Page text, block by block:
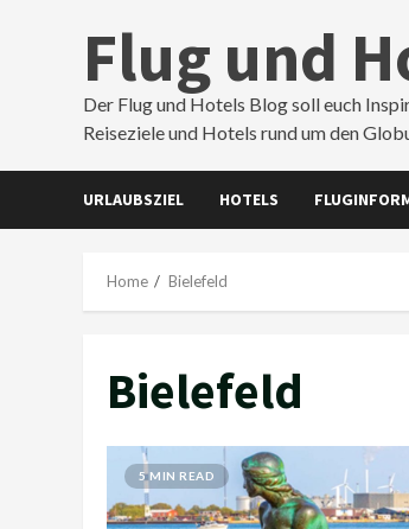
Flug und
Der Flug und Hotels Blog soll euch
Reiseziele und Hotels rund um den
URLAUBSZIEL HOTELS
Home Bielefeld
Bielefeld
5 MIN READ